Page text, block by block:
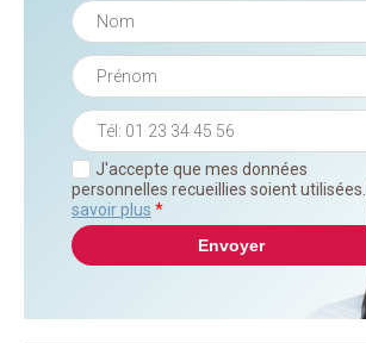
J'accepte que mes données
personnelles recueillies soient utilisées.
savoir plus *